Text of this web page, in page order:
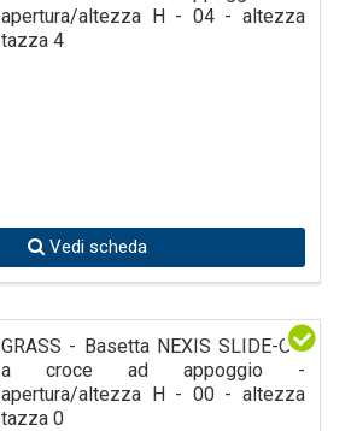
apertura/altezza H - 04 - altezza
tazza 4
Vedi scheda
GRASS - Basetta NEXIS SLIDE-ON
a croce ad appoggio -
apertura/altezza H - 00 - altezza
tazza 0